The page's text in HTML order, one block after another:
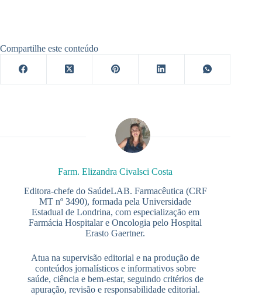
Compartilhe este conteúdo
Farm. Elizandra Civalsci Costa
Editora-chefe do SaúdeLAB. Farmacêutica (CRF
MT nº 3490), formada pela Universidade
Estadual de Londrina, com especialização em
Farmácia Hospitalar e Oncologia pelo Hospital
Erasto Gaertner.
Atua na supervisão editorial e na produção de
conteúdos jornalísticos e informativos sobre
saúde, ciência e bem-estar, seguindo critérios de
apuração, revisão e responsabilidade editorial.